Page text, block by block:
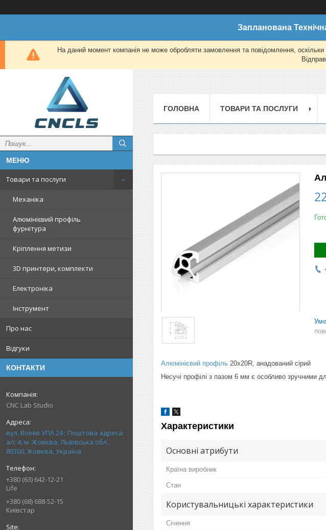
Запланована
На даний момент компанія не може обробляти замовлення та повідомлення,
Товари та послуги
Механіка
Алюмінієвий профіль
фурнітура
Кріплення метизи
3D принтери, комплекти
Електроніка
Інструмент
Про нас
Відгуки
КОНТАКТИ
CNC Lab Studio
вул. Воїнів УПА 24 ; Поштова адреса:
а/с 4, м. Жовква, Львівська обл.,
80300, Жовква, Україна
+380 (63) 642-12-21
Life
+380 (68) 688-52-15
Київстар
ГОЛОВНА ТОВАРИ ТА ПОСЛУГИ
Алюмінієвий профіль 20х20R, анадований сірий
Несучі профілі з пазом 6 мм є особливо зручними
Характеристики
Основні атрибути
Країна виробник
Стан
Користувальницькі характеристики
Січення